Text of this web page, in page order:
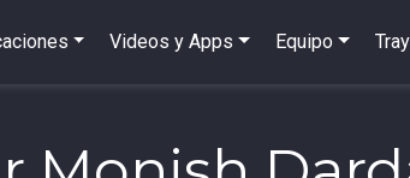
Videos y Apps Equipo